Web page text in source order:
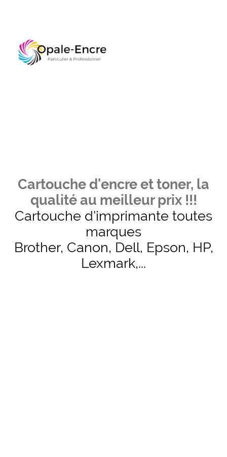
Cartouche d'encre et toner, la
qualité au meilleur prix !!!
Cartouche d'imprimante toutes
marques
Brother, Canon, Dell, Epson, HP,
Lexmark,...